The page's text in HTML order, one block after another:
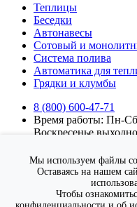
Теплицы
Беседки
Автонавесы
Сотовый и
Система полива
Автоматика для
Грядки и клумбы
8 (800) 600-47-71
Время работы: Пн-
Воскресенье
Подписка на новости
Мы используем файлы
Оставаясь на нашем
Чтобы